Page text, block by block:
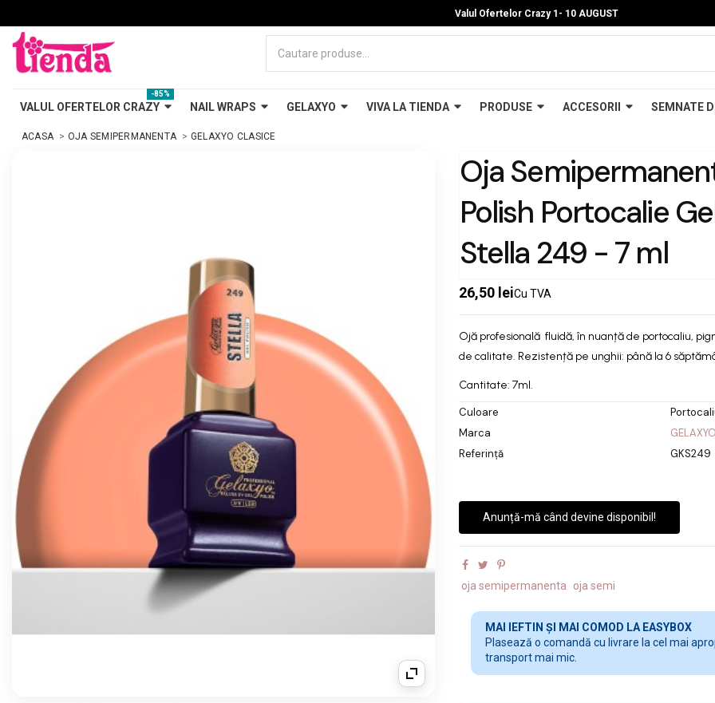
Valul Ofertelor Crazy 1- 10 AUGUST
VALUL OFERTELOR CRAZY
-85%
NAIL WRAPS GELAXYO VIVA LA TIENDA PRODUSE ACCESORII SEMNATE
ACASA OJA SEMIPERMANENTA GELAXYO CLASICE
Oja
Polish Portocalie
Stella 249 - 7 ml
26,50 leiCu TVA
Ojă profesională fluidă, în nuanță de portocaliu,
de calitate. Rezistență pe unghii: până la 6
Cantitate: 7ml.
Culoare
Marca
GELAXYO
Referință
GKS249
Anunță-mă când devine disponibil!
oja semipermanenta oja semi
MAI IEFTIN ȘI MAI COMOD LA EASYBOX
Plasează o comandă cu livrare la cel mai
transport mai mic.